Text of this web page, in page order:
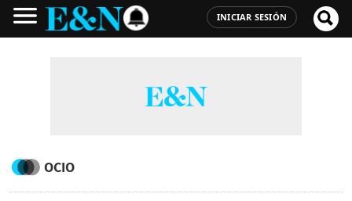
INICIAR SESIÓN
OCIO